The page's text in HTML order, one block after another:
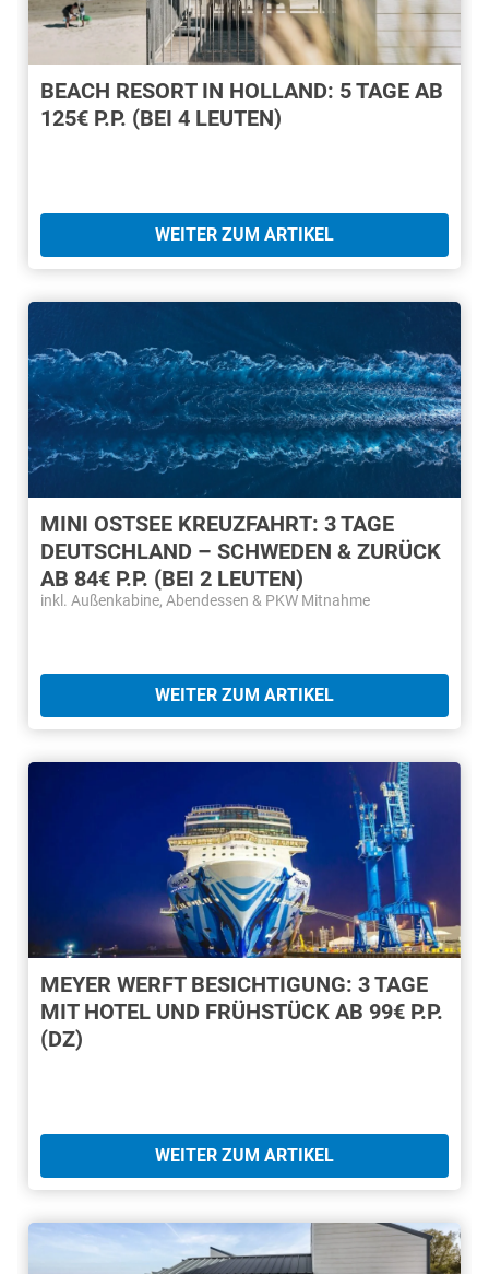
BEACH RESORT IN HOLLAND: 5 TAGE AB
125€ P.P. (BEI 4 LEUTEN)
WEITER ZUM ARTIKEL
MINI OSTSEE KREUZFAHRT: 3 TAGE
DEUTSCHLAND – SCHWEDEN & ZURÜCK
AB 84€ P.P. (BEI 2 LEUTEN)
inkl. Außenkabine, Abendessen & PKW Mitnahme
WEITER ZUM ARTIKEL
MEYER WERFT BESICHTIGUNG: 3 TAGE
MIT HOTEL UND FRÜHSTÜCK AB 99€ P.P.
(DZ)
WEITER ZUM ARTIKEL